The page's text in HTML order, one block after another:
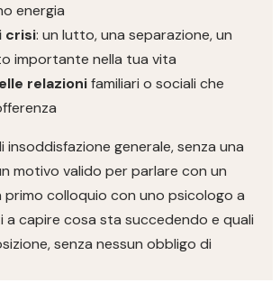
energia
crisi: un lutto, una separazione, un
importante nella tua vita
relazionifamiliari o sociali che
insoddisfazione generale, senza una
motivo valido per parlare con un
primo colloquio con uno psicologo a
a capire cosa sta succedendo e quali
senza nessun obbligo di